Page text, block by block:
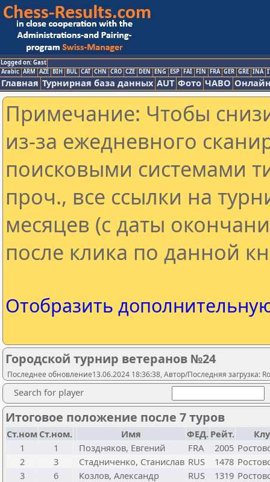
Logged on: Gast
Arabic ARM AZE BIH BUL CAT CHN CRO CZE DEN ENG ESP FAI FIN FRA GER GRE INA
Главная Турнирная база данных AUT Фото ЧАВО
Примечание: Чтобы
из-за ежедневного
поисковыми системами
проч., все ссылки на
месяцев (с даты
после клика по данной
Отобразить
Городской турнир ветеранов №24
Последнее обновление13.06.2024 18:36:38, Автор/Последняя загрузка:
Search for player
Итоговое положение после 7 туров
Ст.ном Ст.ном. Имя ФЕД. Рейт.
1
1 Поздняков, Евгений FRA 2005
2
3 Стадниченко, Станислав RUS 1478
3
6 Козлов, Александр RUS 1319